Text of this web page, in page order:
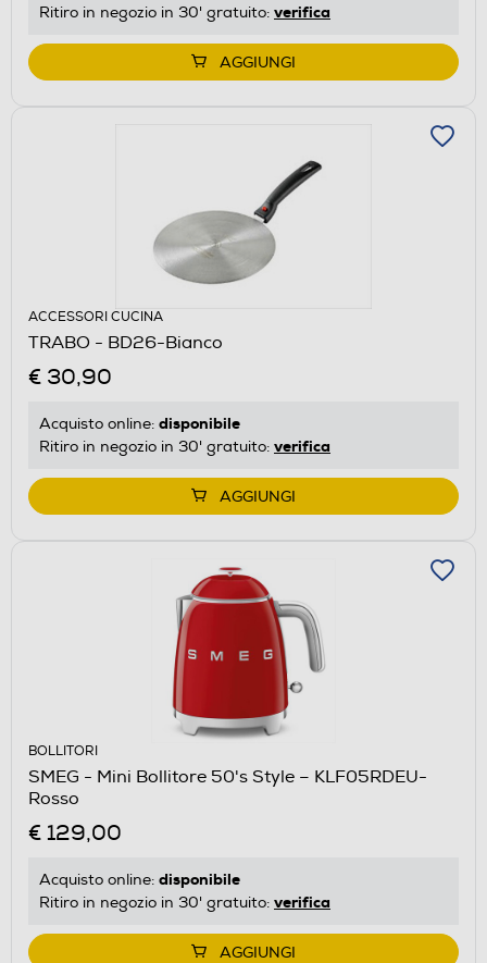
Ritiro in negozio in 30' gratuito: verifica
AGGIUNGI
ACCESSORI CUCINA
TRABO - BD26-Bianco
€ 30,90
Acquisto online: disponibile
Ritiro in negozio in 30' gratuito: verifica
AGGIUNGI
BOLLITORI
SMEG - Mini Bollitore 50's Style – KLF05RDEU-
Rosso
€ 129,00
Acquisto online: disponibile
Ritiro in negozio in 30' gratuito: verifica
AGGIUNGI